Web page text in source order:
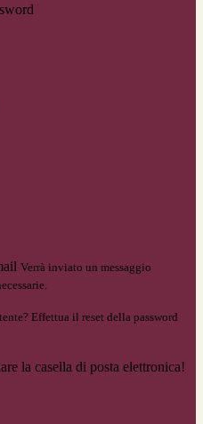
Verrà inviato un messaggio
Effettua il reset della password
la casella di posta elettronica!